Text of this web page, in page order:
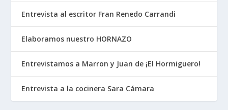
Entrevista al escritor Fran Renedo Carrandi
Elaboramos nuestro HORNAZO
Entrevistamos a Marron y Juan de ¡El Hormiguero!
Entrevista a la cocinera Sara Cámara